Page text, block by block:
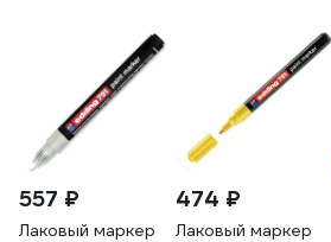
557 ₽
Лаковый маркер
474 ₽
Лаковый маркер